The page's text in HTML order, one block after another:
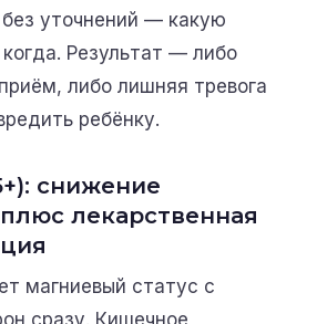
уточнений — какую
Результат — либо
либо лишняя тревога
ребёнку.
снижение
лекарственная
магниевый статус с